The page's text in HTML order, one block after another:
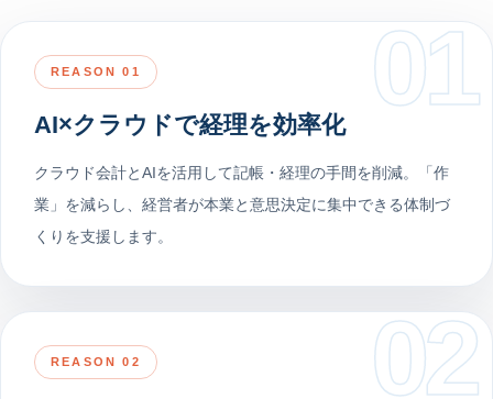
01
REASON 01
AI×クラウドで経理を効率化
クラウド会計とAIを活用して記帳・経理の手間を削減。「作
業」を減らし、経営者が本業と意思決定に集中できる体制づ
くりを支援します。
02
REASON 02